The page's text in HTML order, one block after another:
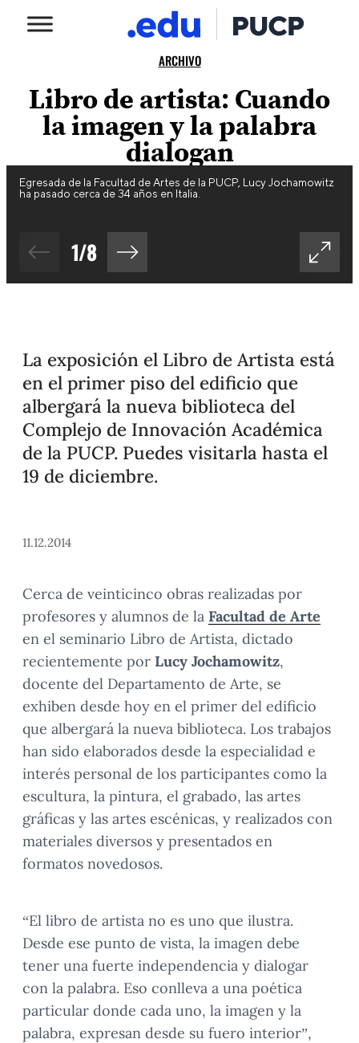
ARCHIVO
Libro de artista: Cuando
la imagen y la palabra
dialogan
Egresada de la Facultad de Artes de la PUCP, Lucy Jochamowitz
ha pasado cerca de 34 años en Italia.
1/8
La exposición el Libro de Artista está
en el primer piso del edificio que
albergará la nueva biblioteca del
Complejo de Innovación Académica
de la PUCP. Puedes visitarla hasta el
19 de diciembre.
11.12.2014
Cerca de veinticinco obras realizadas por
profesores y alumnos de la Facultad de Arte
en el seminario Libro de Artista, dictado
recientemente por Lucy Jochamowitz,
docente del Departamento de Arte, se
exhiben desde hoy en el primer del edificio
que albergará la nueva biblioteca. Los trabajos
han sido elaborados desde la especialidad e
interés personal de los participantes como la
escultura, la pintura, el grabado, las artes
gráficas y las artes escénicas, y realizados con
materiales diversos y presentados en
formatos novedosos.
“El libro de artista no es uno que ilustra.
Desde ese punto de vista, la imagen debe
tener una fuerte independencia y dialogar
con la palabra. Eso conlleva a una poética
particular donde cada uno, la imagen y la
palabra, expresan desde su fuero interior”,